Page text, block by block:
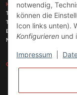
KONTAKT
Telefon:+49 (0)6074 816 08
Telefax:
+49 (0)6074 215 08
E-Mail:
Max Planck Str. 6 c, 63322
GESETZLICHE
notwendig,
können die
Icon links unten).
Konfigurieren und
Impressum